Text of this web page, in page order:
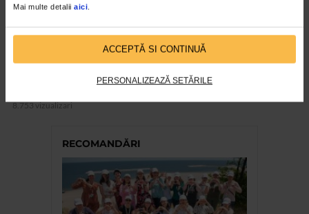
Mai multe detalii aici.
ACCEPTĂ SI CONTINUĂ
PERSONALIZEAZĂ SETĂRILE
Urosuport Forte Naturalis
8.753 vizualizari
RECOMANDĂRI